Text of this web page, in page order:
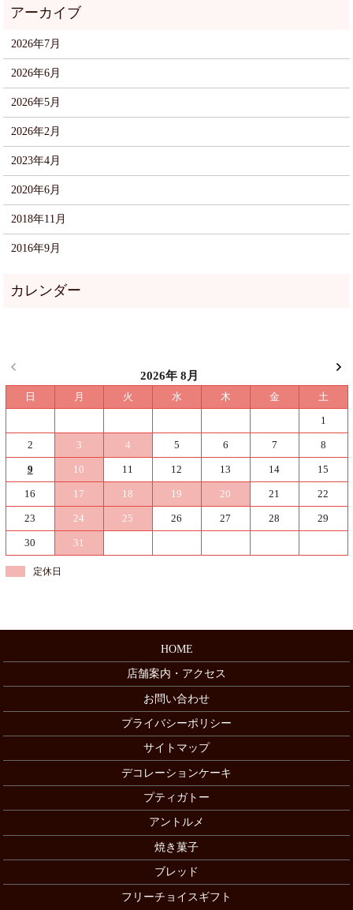
2026年7月
2026年6月
2026年5月
2026年2月
2023年4月
2020年6月
2018年11月
2016年9月
2026年 8月
日 月 火 水 木 金
土
1
2 3 4 5 6 7 8
9 10 11 12 13 14 15
16 17 18 19 20 21 22
23 24 25 26 27 28 29
30 31
定休日
HOME
店舗案内・アクセス
お問い合わせ
プライバシーポリシー
サイトマップ
デコレーションケーキ
プティガトー
アントルメ
焼き菓子
ブレッド
フリーチョイスギフト